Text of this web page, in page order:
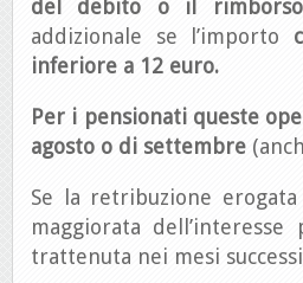
del debito o il rimborso
addizionale se l’importo
inferiore a 12 euro.
Per i pensionati queste
agosto o di settembre
Se la retribuzione
maggiorata
trattenuta nei mesi